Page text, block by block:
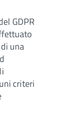
GDPR
una
criteri